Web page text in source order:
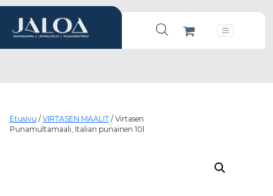
Products search
Päävalikko
Etusivu / VIRTASEN MAALIT/ Virtasen
Punamultamaali, Italian punainen 10l